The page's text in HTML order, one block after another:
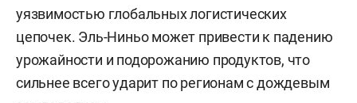
уязвимостью глобальных логистических
цепочек. Эль-Ниньо может привести к падению
урожайности и подорожанию продуктов, что
сильнее всего ударит по регионам с дождевым